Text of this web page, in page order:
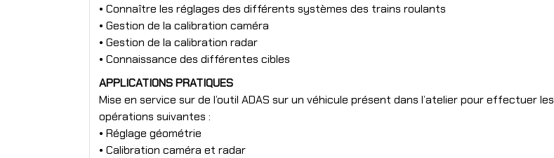
• Connaître les réglages des différents systèmes des trains roulants
• Gestion de la calibration caméra
• Gestion de la calibration radar
• Connaissance des différentes cibles
APPLICATIONS PRATIQUES
Mise en service sur de l’outil ADAS sur un véhicule présent dans l’atelier pour effectuer les
opérations suivantes :
• Réglage géométrie
• Calibration caméra et radar